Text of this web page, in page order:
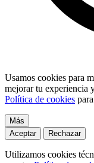
Usamos cookies para
mejorar tu experiencia
Política de cookies
Más
Aceptar
Rechazar
Utilizamos cookies